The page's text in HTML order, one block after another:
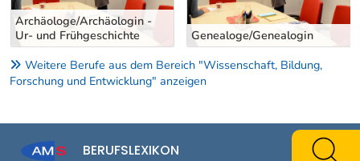
Archäologe/Archäologin -
Ur- und Frühgeschichte
Genealoge/Genealogin
Weitere Berufe aus dem Bereich "Wissenschaft, Bildung,
Forschung und Entwicklung" anzeigen
BERUFSLEXIKON